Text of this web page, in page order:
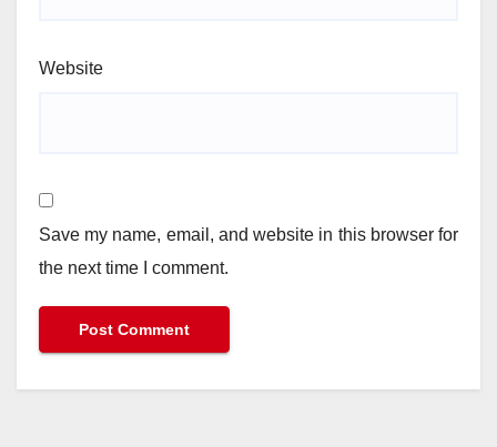
Website
Save my name, email, and website in this browser for
the next time I comment.